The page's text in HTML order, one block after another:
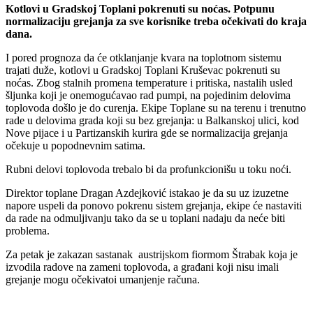
Kotlovi u Gradskoj Toplani pokrenuti su noćas. Potpunu
normalizaciju grejanja za sve korisnike treba očekivati do kraja
dana.
I pored prognoza da će otklanjanje kvara na toplotnom sistemu
trajati duže, kotlovi u Gradskoj Toplani Kruševac pokrenuti su
noćas. Zbog stalnih promena temperature i pritiska, nastalih usled
šljunka koji je onemogućavao rad pumpi, na pojedinim delovima
toplovoda došlo je do curenja. Ekipe Toplane su na terenu i trenutno
rade u delovima grada koji su bez grejanja: u Balkanskoj ulici, kod
Nove pijace i u Partizanskih kurira gde se normalizacija grejanja
očekuje u popodnevnim satima.
Rubni delovi toplovoda trebalo bi da profunkcionišu u toku noći.
Direktor toplane Dragan Azdejković istakao je da su uz izuzetne
napore uspeli da ponovo pokrenu sistem grejanja, ekipe će nastaviti
da rade na odmuljivanju tako da se u toplani nadaju da neće biti
problema.
Za petak je zakazan sastanak austrijskom fiormom Štrabak koja je
izvodila radove na zameni toplovoda, a građani koji nisu imali
grejanje mogu očekivatoi umanjenje računa.